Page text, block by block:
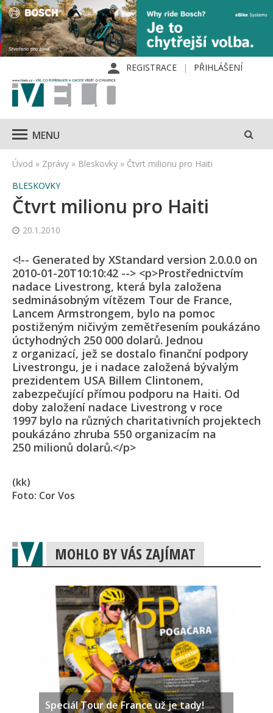
REGISTRACE PŘIHLÁŠENÍ
MENU
Úvod » Zprávy » Bleskovky » Čtvrt milionu pro Haiti
BLESKOVKY
Čtvrt milionu pro Haiti
20.1.2010
<!-- Generated by XStandard version 2.0.0.0 on
2010-01-20T10:10:42 --> <p>Prostřednictvím
nadace Livestrong, která byla založena
sedminásobným vítězem Tour de France,
Lancem Armstrongem, bylo na pomoc
postiženým ničivým zemětřesením poukázáno
úctyhodných 250 000 dolarů. Jednou
z organizací, jež se dostalo finanční podpory
Livestrongu, je i nadace založená bývalým
prezidentem USA Billem Clintonem,
zabezpečující přímou podporu na Haiti. Od
doby založení nadace Livestrong v roce
1997 bylo na různých charitativních projektech
poukázáno zhruba 550 organizacím na
250 milionů dolarů.</p>
(kk)
Foto: Cor Vos
MOHLO BY VÁS ZAJÍMAT
Speciál Tour de France už je tady!